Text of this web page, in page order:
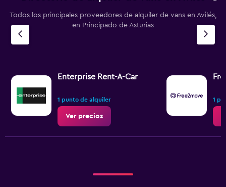
Todos los principales proveedores de alquiler de vans en Avilés,
en Principado de Asturias
Enterprise Rent-A-Car
1 punto de alquiler
Ver precios
1